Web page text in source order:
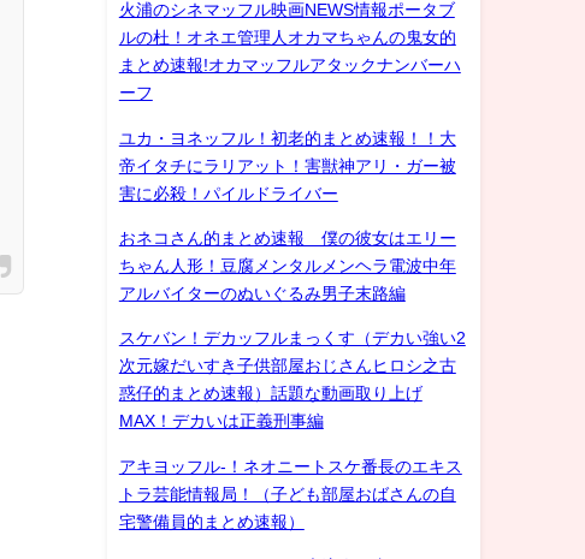
火浦のシネマッフル映画NEWS情報ポータブ
ルの杜！オネエ管理人オカマちゃんの鬼女的
まとめ速報!オカマッフルアタックナンバーハ
ーフ
ユカ・ヨネッフル！初老的まとめ速報！！大
帝イタチにラリアット！害獣神アリ・ガー被
害に必殺！パイルドライバー
おネコさん的まとめ速報 僕の彼女はエリー
ちゃん人形！豆腐メンタルメンヘラ電波中年
アルバイターのぬいぐるみ男子末路編
スケバン！デカッフルまっくす（デカい強い2
次元嫁だいすき子供部屋おじさんヒロシ之古
惑仔的まとめ速報）話題な動画取り上げ
MAX！デカいは正義刑事編
アキヨッフル-！ネオニートスケ番長のエキス
トラ芸能情報局！（子ども部屋おばさんの自
宅警備員的まとめ速報）